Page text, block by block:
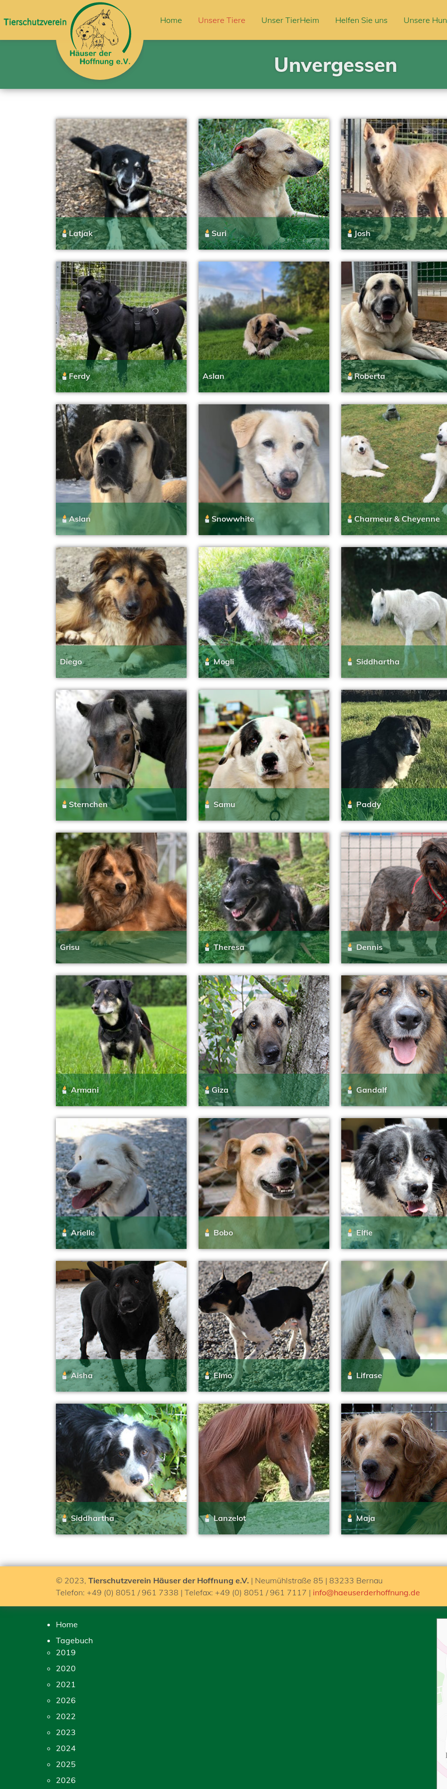
Home Unsere Tiere Unser TierHeim Helfen Sie uns Unsere
Unvergessen
Latjak Suri Josh
Ferdy Aslan Roberta
Aslan Snowwhite Charmeur & Cheyenne
Diego Mogli Siddhartha
Sternchen Samu Paddy
Grisu Theresa Dennis
Armani Giza Gandalf
Arielle Bobo Elfie
Aisha Elmo Lifrase
Siddhartha Lanzelot Maja
© 2023, Tierschutzverein Häuser der Hoffnung e.V. | Neumühlstraße 85 | 83233 Bernau
Telefon: +49 (0) 8051 / 961 7338 | Telefax: +49 (0) 8051 / 961 7117 | info@haeuserderhoffnung.de
Home
Tagebuch
2019
2020
2021
2026
2022
2023
2024
2025
2026